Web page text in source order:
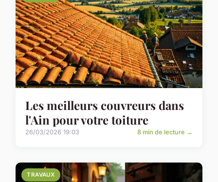
Les meilleurs couvreurs dans
l'Ain pour votre toiture
26/03/2026 19:03 8 min de lecture →
TRAVAUX